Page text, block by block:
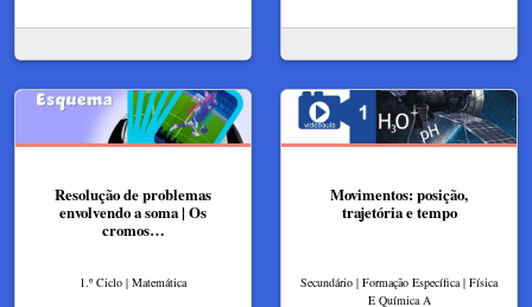
Resolução de problemas
envolvendo a soma | Os
cromos…
1.º Ciclo | Matemática
Movimentos: posição,
trajetória e tempo
Secundário | Formação Específica | Física
E Química A